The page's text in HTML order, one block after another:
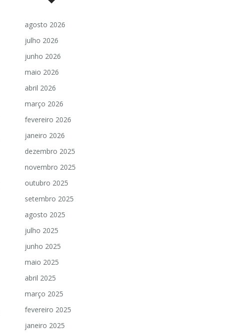
agosto 2026
julho 2026
junho 2026
maio 2026
abril 2026
março 2026
fevereiro 2026
janeiro 2026
dezembro 2025
novembro 2025
outubro 2025
setembro 2025
agosto 2025
julho 2025
junho 2025
maio 2025
abril 2025
março 2025
fevereiro 2025
janeiro 2025